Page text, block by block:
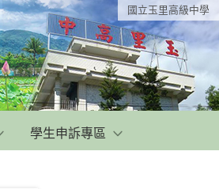
國立玉里高級中學
學生申訴專區